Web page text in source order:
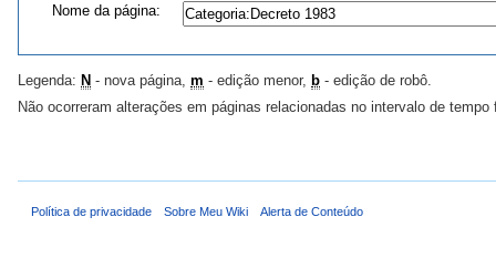
Nome da página:
Legenda: N - nova página, m - edição menor, b - edição de robô.
Não ocorreram alterações em páginas relacionadas no intervalo de tempo
Política de privacidade Sobre Meu Wiki Alerta de Conteúdo